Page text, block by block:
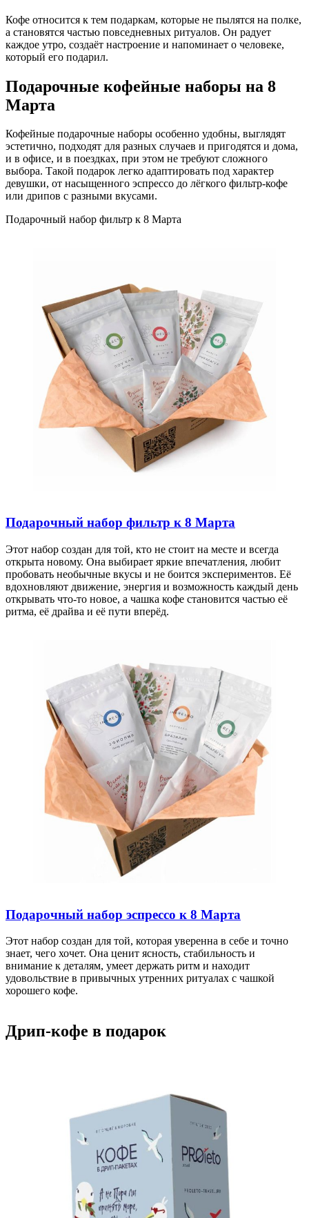
Кофе относится к тем подаркам, которые не пылятся на полке,
а становятся частью повседневных ритуалов. Он радует
каждое утро, создаёт настроение и напоминает о человеке,
который его подарил.
Подарочные кофейные наборы на 8
Марта
Кофейные подарочные наборы особенно удобны, выглядят
эстетично, подходят для разных случаев и пригодятся и дома,
и в офисе, и в поездках, при этом не требуют сложного
выбора. Такой подарок легко адаптировать под характер
девушки, от насыщенного эспрессо до лёгкого фильтр-кофе
или дрипов с разными вкусами.
Подарочный набор фильтр к 8 Марта
Подарочный набор фильтр к 8 Марта
Этот набор создан для той, кто не стоит на месте и всегда
открыта новому. Она выбирает яркие впечатления, любит
пробовать необычные вкусы и не боится экспериментов. Её
вдохновляют движение, энергия и возможность каждый день
открывать что-то новое, а чашка кофе становится частью её
ритма, её драйва и её пути вперёд.
Подарочный набор эспрессо к 8 Марта
Этот набор создан для той, которая уверенна в себе и точно
знает, чего хочет. Она ценит ясность, стабильность и
внимание к деталям, умеет держать ритм и находит
удовольствие в привычных утренних ритуалах с чашкой
хорошего кофе.
Дрип-кофе в подарок